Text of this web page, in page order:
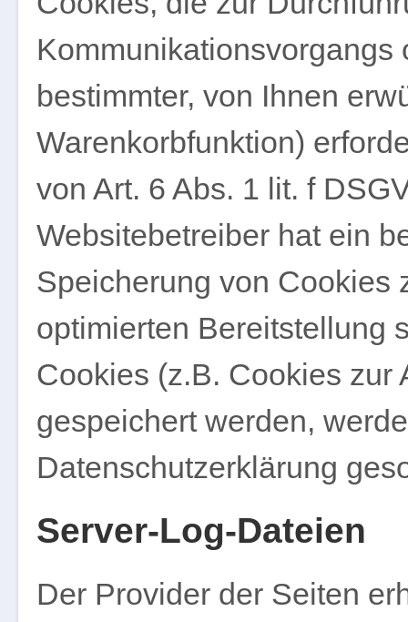
Kommunikationsvorgangs
bestimmter, von Ihnen
Warenkorbfunktion)
von Art. 6 Abs. 1 lit. f
Websitebetreiber hat ein
Speicherung von Cookies
optimierten Bereitstellung
Cookies (z.B. Cookies zur
gespeichert werden,
Datenschutzerklärung
Server-Log-Dateien
Der Provider der Seiten